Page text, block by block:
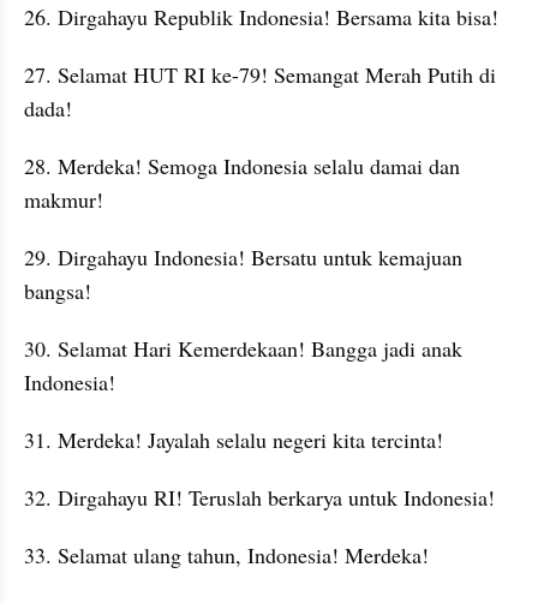
26. Dirgahayu Republik Indonesia! Bersama kita bisa!
27. Selamat HUT RI ke-79! Semangat Merah Putih di
dada!
28. Merdeka! Semoga Indonesia selalu damai dan
makmur!
29. Dirgahayu Indonesia! Bersatu untuk kemajuan
bangsa!
30. Selamat Hari Kemerdekaan! Bangga jadi anak
Indonesia!
31. Merdeka! Jayalah selalu negeri kita tercinta!
32. Dirgahayu RI! Teruslah berkarya untuk Indonesia!
33. Selamat ulang tahun, Indonesia! Merdeka!